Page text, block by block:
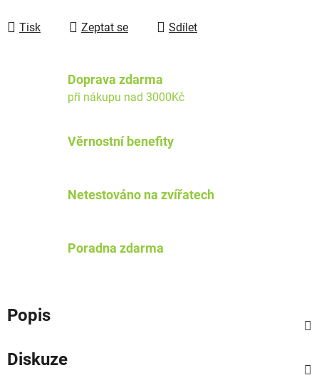
Tisk Zeptat se Sdílet
Doprava zdarma
při nákupu nad 3000Kč
Věrnostní benefity
Netestováno na zvířatech
Poradna zdarma
Popis
Diskuze